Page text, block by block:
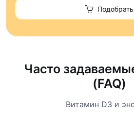
Подобрать
Часто
(FAQ)
Витамин D3 и